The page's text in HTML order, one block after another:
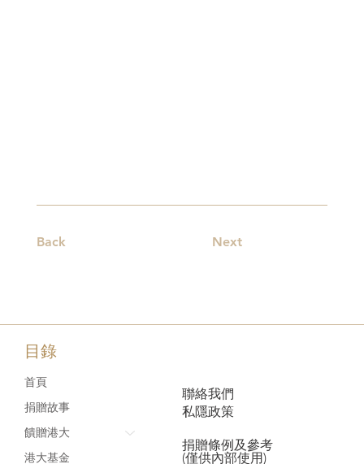
Back Next
目錄
首頁
捐贈故事
饋贈港大
港大基金
聯絡我們
私隱政策
捐贈條例及參考
(僅供內部使用)